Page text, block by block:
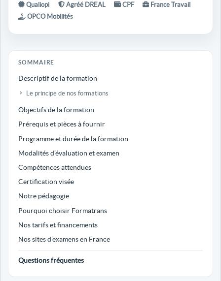
Qualiopi Agréé DREAL CPF
France Travail
OPCO Mobilités
SOMMAIRE
Descriptif de la formation
Le principe de nos formations
Objectifs de la formation
Prérequis et pièces à fournir
Programme et durée de la formation
Modalités d’évaluation et examen
Compétences attendues
Certification visée
Notre pédagogie
Pourquoi choisir Formatrans
Nos tarifs et financements
Nos sites d’examens en France
Questions fréquentes